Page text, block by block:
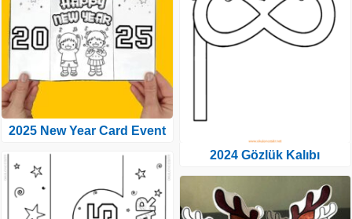
2025 New Year Card Event
2024 Gözlük Kalıbı